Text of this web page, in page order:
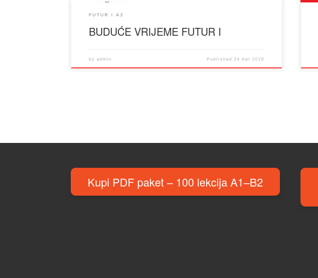
FUTUR I A2
BUDUĆE VRIJEME FUTUR I
by admin Published24 Apr 2018
Kupi PDF paket – 100 lekcija A1–B2